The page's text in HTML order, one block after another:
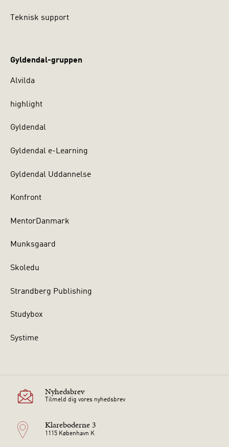
Teknisk support
Gyldendal-gruppen
Alvilda
highlight
Gyldendal
Gyldendal e-Learning
Gyldendal Uddannelse
Konfront
MentorDanmark
Munksgaard
Skoledu
Strandberg Publishing
Studybox
Systime
Nyhedsbrev
Tilmeld dig vores nyhedsbrev
Klareboderne 3
1115 København K